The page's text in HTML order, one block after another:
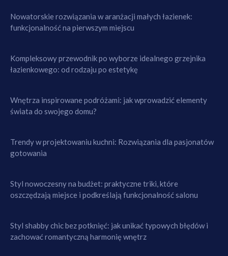
Nowatorskie rozwiązania w aranżacji małych łazienek:
funkcjonalność na pierwszym miejscu
Kompleksowy przewodnik po wyborze idealnego grzejnika
łazienkowego: od rodzaju po estetykę
Wnętrza inspirowane podróżami: jak wprowadzić elementy
świata do swojego domu?
Trendy w projektowaniu kuchni: Rozwiązania dla pasjonatów
gotowania
Styl nowoczesny na budżet: praktyczne triki, które
oszczędzają miejsce i podkreślają funkcjonalność salonu
Styl shabby chic bez potknięć: jak unikać typowych błędów i
zachować romantyczną harmonię wnętrz